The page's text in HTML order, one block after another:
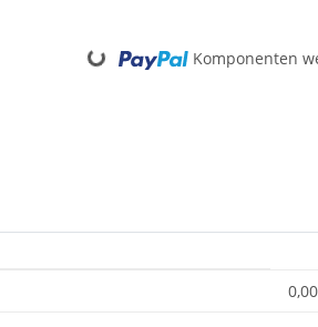
Loading... Komponenten
0,00